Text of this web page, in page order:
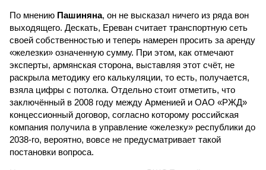
По мнению Пашиняна, он не высказал ничего из ряда вон
выходящего. Дескать, Ереван считает транспортную сеть
своей собственностью и теперь намерен просить за аренду
«железки» означенную сумму. При этом, как отмечают
эксперты, армянская сторона, выставляя этот счёт, не
раскрыла методику его калькуляции, то есть, получается,
взяла цифры с потолка. Отдельно стоит отметить, что
заключённый в 2008 году между Арменией и ОАО «РЖД»
концессионный договор, согласно которому российская
компания получила в управление «железку» республики до
2038-го, вероятно, вовсе не предусматривает такой
постановки вопроса.